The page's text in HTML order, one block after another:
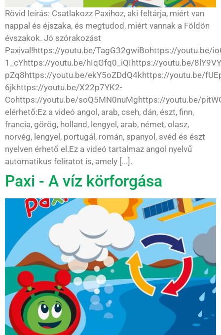
Rövid leírás: Csatlakozz Paxihoz, aki feltárja, miért van
nappal és éjszaka, és megtudod, miért vannak a Földön
évszakok. Jó szórakozást
Paxival!https://youtu.be/TagG32gwiBohttps://youtu.be/
1_cYhttps://youtu.be/hIqGfq0_iQIhttps://youtu.be/
pZq8https://youtu.be/ekY5oZDdQ4khttps://youtu.be/
6jkhttps://youtu.be/X22p7YK2-
Cohttps://youtu.be/soQ5MN0nuMghttps://youtu.be/
elérhető:Ez a videó angol, arab, cseh, dán, észt, finn,
francia, görög, holland, lengyel, arab, német, olasz,
norvég, lengyel, portugál, román, spanyol, svéd és észt
nyelven érhető el.Ez a videó tartalmaz angol nyelvű
automatikus feliratot is, amely [...].
Paxi - A víz körforgása